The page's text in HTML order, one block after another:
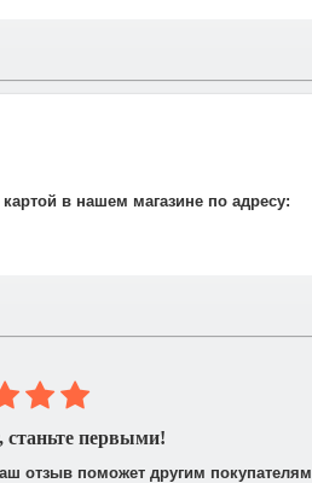
оговариваем удобную дату и
в нашем магазине по адресу:
заказа Вам высылается счёт
плательщика.первыми!
отзыв поможет другим